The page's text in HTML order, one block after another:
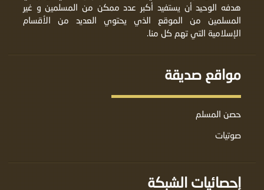
هدفه الوحيد أن يستفيد أكبر عدد ممكن من المسلمين و غير
المسلمين من الموقع الذي يحتوي العديد من الأقسام
الإسلامية التي تهم كل منا.
مواقع صديقة
حصن المسلم
صوتيات
إحصائيات الشبكة